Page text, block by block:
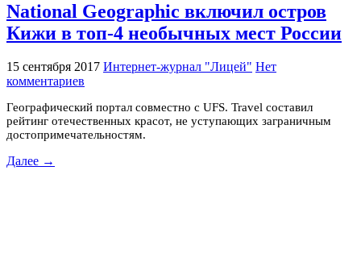
National Geographic включил остров
Кижи в топ-4 необычных мест России
15 сентября 2017 Интернет-журнал "Лицей" Нет
комментариев
Географический портал совместно с UFS. Travel составил
рейтинг отечественных красот, не уступающих заграничным
достопримечательностям.
Далее →